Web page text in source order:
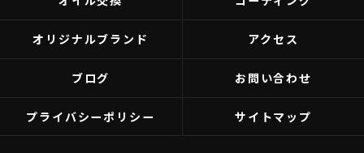
オリジナルブランド アクセス
ブログ お問い合わせ
プライバシーポリシー サイトマップ